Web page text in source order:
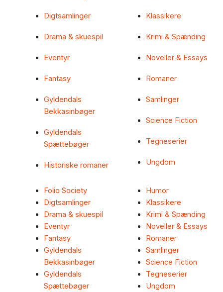
Digtsamlinger
Drama & skuespil
Eventyr
Fantasy
Gyldendals
Bekkasinbøger
Gyldendals
Spættebøger
Historiske romaner
Klassikere
Krimi & Spænding
Noveller & Essays
Romaner
Samlinger
Science Fiction
Tegneserier
Ungdom
Folio Society
Digtsamlinger
Drama & skuespil
Eventyr
Fantasy
Gyldendals
Bekkasinbøger
Gyldendals
Spættebøger
Humor
Klassikere
Krimi & Spænding
Noveller & Essays
Romaner
Samlinger
Science Fiction
Tegneserier
Ungdom